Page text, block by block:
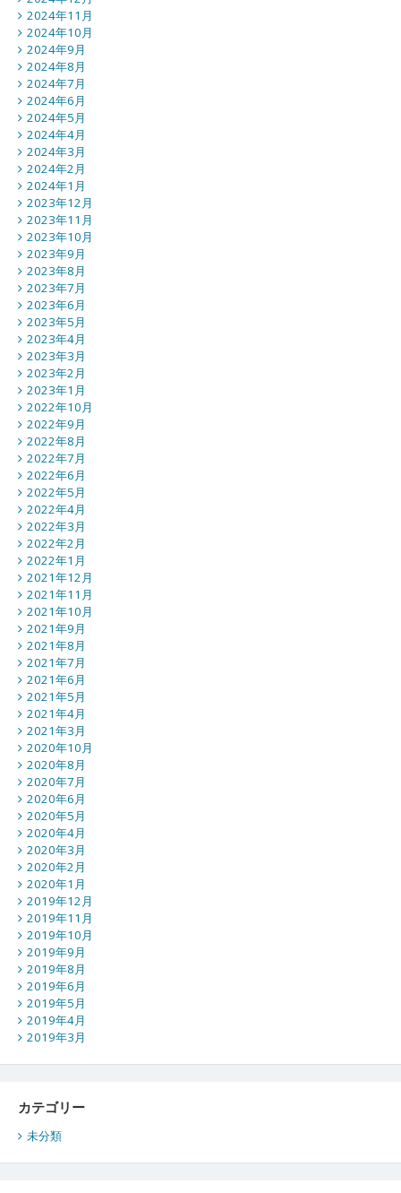
2024年11月
2024年10月
2024年9月
2024年8月
2024年7月
2024年6月
2024年5月
2024年4月
2024年3月
2024年2月
2024年1月
2023年12月
2023年11月
2023年10月
2023年9月
2023年8月
2023年7月
2023年6月
2023年5月
2023年4月
2023年3月
2023年2月
2023年1月
2022年10月
2022年9月
2022年8月
2022年7月
2022年6月
2022年5月
2022年4月
2022年3月
2022年2月
2022年1月
2021年12月
2021年11月
2021年10月
2021年9月
2021年8月
2021年7月
2021年6月
2021年5月
2021年4月
2021年3月
2020年10月
2020年8月
2020年7月
2020年6月
2020年5月
2020年4月
2020年3月
2020年2月
2020年1月
2019年12月
2019年11月
2019年10月
2019年9月
2019年8月
2019年6月
2019年5月
2019年4月
2019年3月
カテゴリー
未分類